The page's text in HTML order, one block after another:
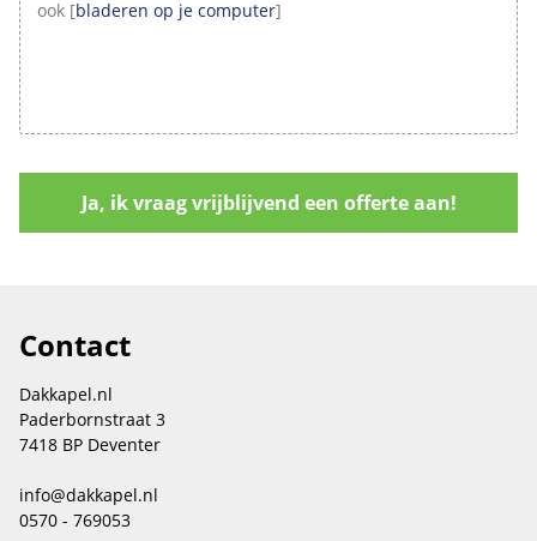
ook [bladeren op je computer]
Contact
Dakkapel.nl
Paderbornstraat 3
7418 BP Deventer
info@dakkapel.nl
0570 - 769053